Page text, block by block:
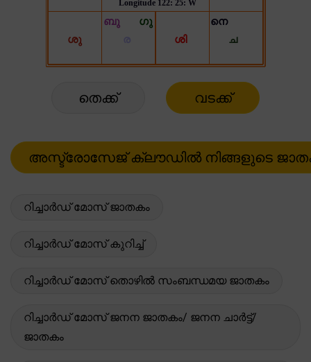
തെക്ക് വടക്ക്
റിച്ചാർഡ് മോസ് ജാതകം
റിച്ചാർഡ് മോസ് കുറിച്ച്
റിച്ചാർഡ് മോസ് തൊഴിൽ സംബന്ധമയ ജാതകം
റിച്ചാർഡ് മോസ് ജനന ജാതകം/ ജനന ചാർട്ട്/
ജാതകം